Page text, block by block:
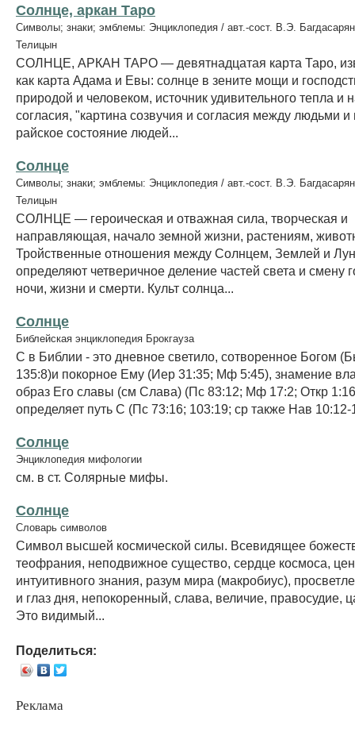
Солнце, аркан Таро
Символы; знаки; эмблемы: Энциклопедия / авт.-сост. В.Э.
Телицын
СОЛНЦЕ, АРКАН ТАРО — девятнадцатая карта Таро,
как карта Адама и Евы: солнце в зените мощи и
природой и человеком, источник удивительного тепла и
согласия, "картина созвучия и согласия между людьми
райское состояние людей...
Солнце
Символы; знаки; эмблемы: Энциклопедия / авт.-сост. В.Э.
Телицын
СОЛНЦЕ — героическая и отважная сила, творческая и
направляющая, начало земной жизни, растениям,
Тройственные отношения между Солнцем, Землей и
определяют четверичное деление частей света и смену
ночи, жизни и смерти. Культ солнца...
Солнце
Библейская энциклопедия Брокгауза
С в Библии - это дневное светило, сотворенное Богом
135:8)и покорное Ему (Иер 31:35; Мф 5:45), знамение
образ Его славы (см Слава) (Пс 83:12; Мф 17:2; Откр
определяет путь С (Пс 73:16; 103:19; ср также Нав
Солнце
Энциклопедия мифологии
см. в ст. Солярные мифы.
Солнце
Словарь символов
Символ высшей космической силы. Всевидящее
теофрания, неподвижное существо, сердце космоса,
интуитивного знания, разум мира (макробиус),
и глаз дня, непокоренный, слава, величие, правосудие,
Это видимый...
Поделиться:
Реклама